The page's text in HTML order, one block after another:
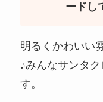
ードし
明るくかわいい
♪みんなサンタ
す。